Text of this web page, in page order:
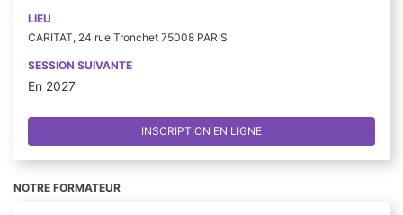
LIEU
CARITAT, 24 rue Tronchet 75008 PARIS
SESSION SUIVANTE
En 2027
INSCRIPTION EN LIGNE
NOTRE FORMATEUR